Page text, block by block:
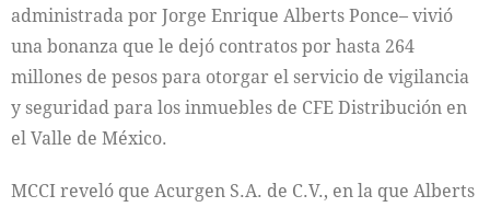
administrada por Jorge Enrique Alberts Ponce– vivió
una bonanza que le dejó contratos por hasta 264
millones de pesos para otorgar el servicio de vigilancia
y seguridad para los inmuebles de CFE Distribución en
el Valle de México.
MCCI reveló que Acurgen S.A. de C.V., en la que Alberts